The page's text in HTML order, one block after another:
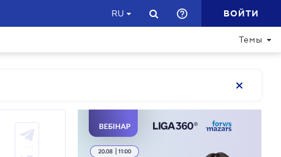
RU ВОЙТИ
Темы